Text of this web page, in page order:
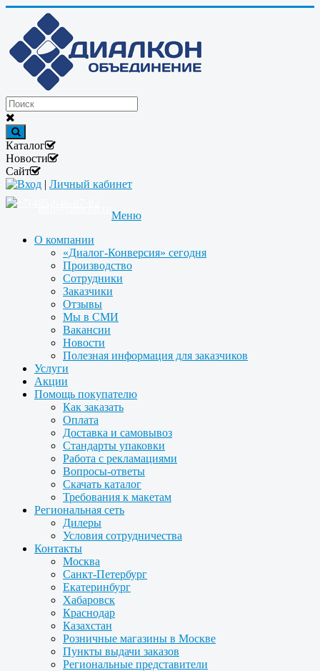
Каталог
Новости
Сайт
Вход | Личный кабинет
Меню
О компании
«Диалог-Конверсия» сегодня
Производство
Сотрудники
Заказчики
Отзывы
Мы в СМИ
Вакансии
Новости
Полезная информация для заказчиков
Услуги
Акции
Помощь покупателю
Как заказать
Оплата
Доставка и самовывоз
Стандарты упаковки
Работа с рекламациями
Вопросы-ответы
Скачать каталог
Требования к макетам
Региональная сеть
Дилеры
Условия сотрудничества
Контакты
Москва
Санкт-Петербург
Екатеринбург
Хабаровск
Краснодар
Казахстан
Розничные магазины в Москве
Пункты выдачи заказов
Региональные представители